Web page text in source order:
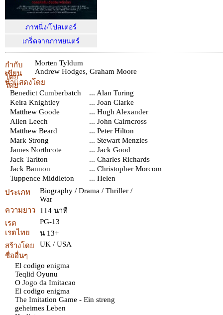
ภาพนิ่ง/โปสเตอร์
เกร็ดจากภาพยนตร์
กำกับ
โดย
Morten Tyldum
เขียน
โดย
Andrew Hodges, Graham Moore
นำแสดงโดย
Benedict Cumberbatch
... Alan Turing
Keira Knightley
... Joan Clarke
Matthew Goode
... Hugh Alexander
Allen Leech
... John Cairncross
Matthew Beard
... Peter Hilton
Mark Strong
... Stewart Menzies
James Northcote
... Jack Good
Jack Tarlton
... Charles Richards
Jack Bannon
... Christopher Morcom
Tuppence Middleton
... Helen
ประเภท
Biography / Drama / Thriller /
War
ความยาว
114 นาที
เรต
PG-13
เรตไทย
น 13+
สร้างโดย
UK / USA
ชื่ออื่นๆ
El codigo enigma
Teqlid Oyunu
O Jogo da Imitacao
El codigo enigma
The Imitation Game - Ein streng
geheimes Leben